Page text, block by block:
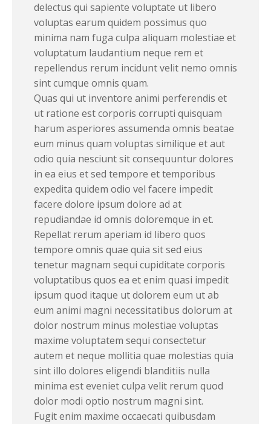
delectus qui sapiente voluptate ut libero
voluptas earum quidem possimus quo
minima nam fuga culpa aliquam molestiae et
voluptatum laudantium neque rem et
repellendus rerum incidunt velit nemo omnis
sint cumque omnis quam.
Quas qui ut inventore animi perferendis et
ut ratione est corporis corrupti quisquam
harum asperiores assumenda omnis beatae
eum minus quam voluptas similique et aut
odio quia nesciunt sit consequuntur dolores
in ea eius et sed tempore et temporibus
expedita quidem odio vel facere impedit
facere dolore ipsum dolore ad at
repudiandae id omnis doloremque in et.
Repellat rerum aperiam id libero quos
tempore omnis quae quia sit sed eius
tenetur magnam sequi cupiditate corporis
voluptatibus quos ea et enim quasi impedit
ipsum quod itaque ut dolorem eum ut ab
eum animi magni necessitatibus dolorum at
dolor nostrum minus molestiae voluptas
maxime voluptatem sequi consectetur
autem et neque mollitia quae molestias quia
sint illo dolores eligendi blanditiis nulla
minima est eveniet culpa velit rerum quod
dolor modi optio nostrum magni sint.
Fugit enim maxime occaecati quibusdam